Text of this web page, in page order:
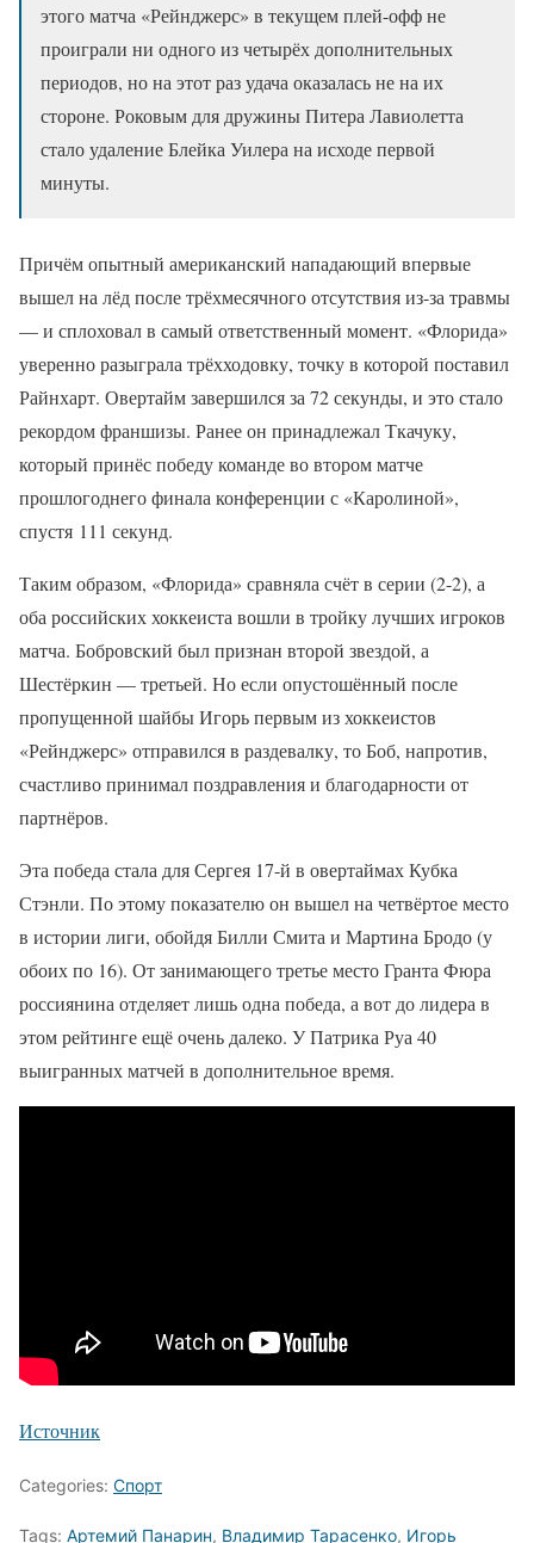
этого матча «Рейнджерс» в текущем плей-офф не
проиграли ни одного из четырёх дополнительных
периодов, но на этот раз удача оказалась не на их
стороне. Роковым для дружины Питера Лавиолетта
стало удаление Блейка Уилера на исходе первой
минуты.
Причём опытный американский нападающий впервые
вышел на лёд после трёхмесячного отсутствия из-за травмы
— и сплоховал в самый ответственный момент. «Флорида»
уверенно разыграла трёхходовку, точку в которой поставил
Райнхарт. Овертайм завершился за 72 секунды, и это стало
рекордом франшизы. Ранее он принадлежал Ткачуку,
который принёс победу команде во втором матче
прошлогоднего финала конференции с «Каролиной»,
спустя 111 секунд.
Таким образом, «Флорида» сравняла счёт в серии (2-2), а
оба российских хоккеиста вошли в тройку лучших игроков
матча. Бобровский был признан второй звездой, а
Шестёркин — третьей. Но если опустошённый после
пропущенной шайбы Игорь первым из хоккеистов
«Рейнджерс» отправился в раздевалку, то Боб, напротив,
счастливо принимал поздравления и благодарности от
партнёров.
Эта победа стала для Сергея 17-й в овертаймах Кубка
Стэнли. По этому показателю он вышел на четвёртое место
в истории лиги, обойдя Билли Смита и Мартина Бродо (у
обоих по 16). От занимающего третье место Гранта Фюра
россиянина отделяет лишь одна победа, а вот до лидера в
этом рейтинге ещё очень далеко. У Патрика Руа 40
выигранных матчей в дополнительное время.
Источник
Categories: Спорт
Tags: Артемий Панарин, Владимир Тарасенко, Игорь